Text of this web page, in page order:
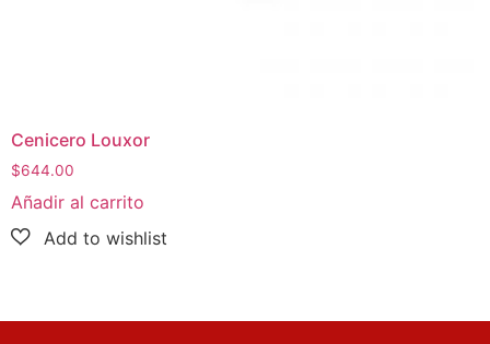
Cenicero Louxor
$644.00
Añadir al carrito